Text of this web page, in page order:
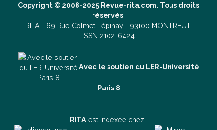
Copyright © 2008-2025 Revue-rita.com. Tous droits
réservés.
RITA - 69 Rue Colmet Lépinay - 93100 MONTREUIL
ISSN 2102-6424
Avec le soutien du LER-Université
Paris 8
RITAest indéxée chez :